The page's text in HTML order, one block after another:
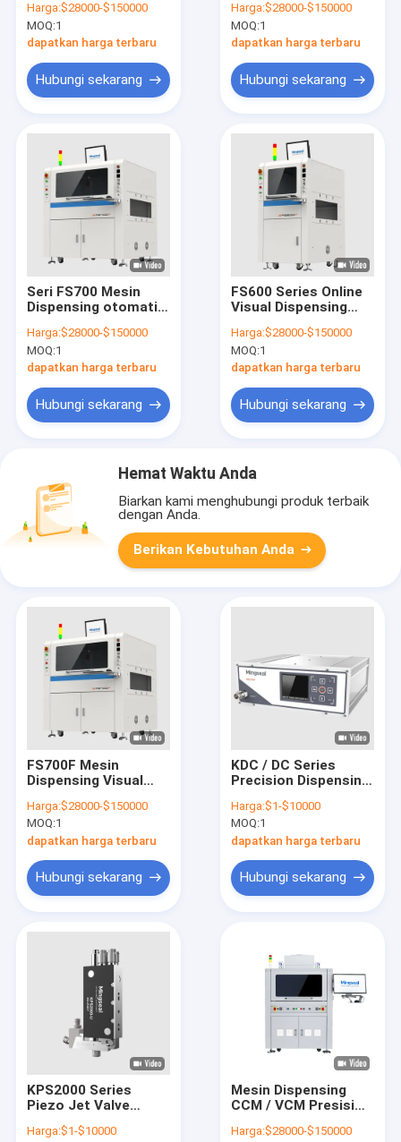
Mikrofon MEMS
Akselerometer MEMS
Barometer
Harga:$28000-$150000
MOQ:1
dapatkan harga terbaru
Hubungi sekarang
FPC bertemu dengan
modul miring & rotasi
Harga:$28000-$150000
MOQ:1
dapatkan harga terbaru
Hubungi sekarang
Seri FS700 Mesin
Dispensing otomatis
SMT Dam&Fill
MiniLED Flip-chip BGA
Underfill
Harga:$28000-$150000
MOQ:1
dapatkan harga terbaru
Hubungi sekarang
FS600 Series Online
Visual Dispensing
Dam&Fill Lens Gluing
PUR Adhesive
Dispensing untuk
Harga:$28000-$150000
MOQ:1
dapatkan harga terbaru
Hubungi sekarang
Hemat Waktu Anda
Biarkan kami menghubungi produk terbaik
dengan Anda.
Berikan Kebutuhan Anda
FS700F Mesin
Dispensing Visual
Komponen
Enkapsulasi Flip-Chip
dan BGA Underfill
Dam & Fill Proses
SMT
Harga:$28000-$150000
MOQ:1
dapatkan harga terbaru
Hubungi sekarang
KDC / DC Series
Precision Dispensing
Semiconductor Chip
Die Bond Mems
Solder Paste
Dispensing Micro
Dosing
Harga:$1-$10000
MOQ:1
dapatkan harga terbaru
Hubungi sekarang
KPS2000 Series
Piezo Jet Valve
Semikonduktor Optik
Harga:$1-$10000
Mesin Dispensing
CCM / VCM Presisi
Otomatis Dual Head
Harga:$28000-$150000